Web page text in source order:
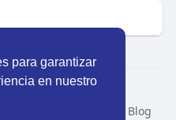
para garantizar
en nuestro
Activo
Blog